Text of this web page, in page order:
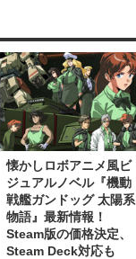
懐かしロボアニメ風ビ
ジュアルノベル『機動
戦艦ガンドッグ 太陽系
物語』最新情報！
Steam版の価格決定、
Steam Deck対応も